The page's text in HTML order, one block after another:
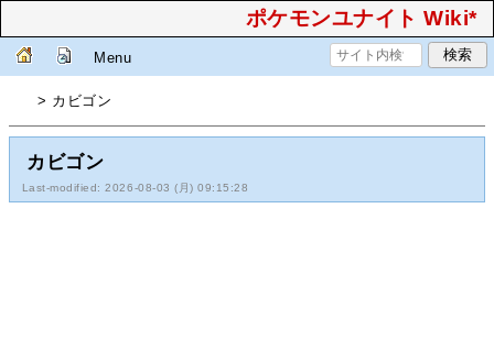
ポケモンユナイト Wiki*
Menu
> カビゴン
カビゴン
Last-modified: 2026-08-03 (月) 09:15:28